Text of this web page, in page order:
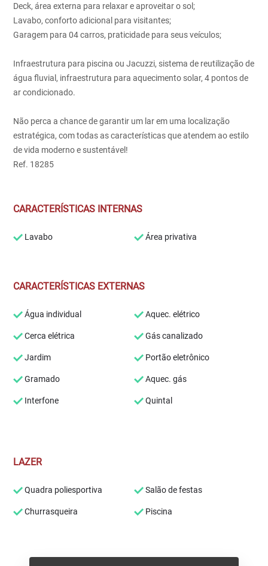
Deck, área externa para relaxar e aproveitar o sol;
Lavabo, conforto adicional para visitantes;
Garagem para 04 carros, praticidade para seus veículos;
Infraestrutura para piscina ou Jacuzzi, sistema de reutilização de
água fluvial, infraestrutura para aquecimento solar, 4 pontos de
ar condicionado.
Não perca a chance de garantir um lar em uma localização
estratégica, com todas as características que atendem ao estilo
de vida moderno e sustentável!
Ref. 18285
CARACTERÍSTICAS INTERNAS
Lavabo Área privativa
CARACTERÍSTICAS EXTERNAS
Água individual Aquec. elétrico
Cerca elétrica Gás canalizado
Jardim Portão eletrônico
Gramado Aquec. gás
Interfone Quintal
LAZER
Quadra poliesportiva Salão de festas
Churrasqueira Piscina